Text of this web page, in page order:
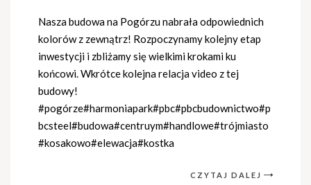
Nasza budowa na Pogórzu nabrała odpowiednich
kolorów z zewnątrz! Rozpoczynamy kolejny etap
inwestycji i zbliżamy się wielkimi krokami ku
końcowi. Wkrótce kolejna relacja video z tej
budowy!
#pogórze#harmoniapark#pbc#pbcbudownictwo#p
bcsteel#budowa#centruym#handlowe#trójmiasto
#kosakowo#elewacja#kostka
CZYTAJ DALEJ